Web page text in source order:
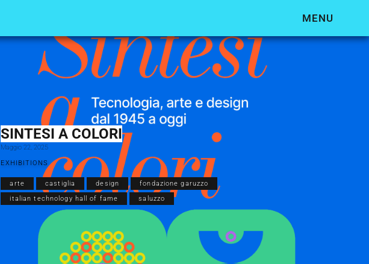
MENU
SINTESI A COLORI
Maggio 22, 2025
EXHIBITIONS
arte castiglia design
fondazione garuzzo
italian technology hall of fame
saluzzo